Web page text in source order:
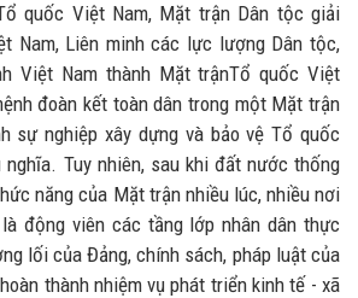
quốc Việt Nam, Mặt trận Dân tộc giải
Nam, Liên minh các lực lượng Dân tộc,
Việt Nam thành Mặt trậnTổ quốc Việt
đoàn kết toàn dân trong một Mặt trận
sự nghiệp xây dựng và bảo vệ Tổ quốc
Tuy nhiên, sau khi đất nước thống
năng của Mặt trận nhiều lúc, nhiều nơi
động viên các tầng lớp nhân dân thực
lối của Đảng, chính sách, pháp luật của
thành nhiệm vụ phát triển kinh tế - xã